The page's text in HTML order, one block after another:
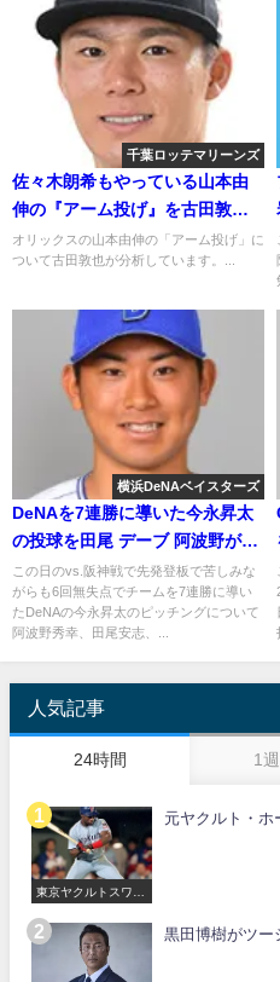
千葉ロッテマリーンズ
佐々木朗希もやっている山本由
伸の『アーム投げ』を古田敦也
が分析
オリックスの山本由伸の「アーム投げ」に
ついて古田敦也が分析しています。...
横浜DeNAベイスターズ
DeNAを7連勝に導いた今永昇太
の投球を田尾 デーブ 阿波野が語
る
この日のvs.阪神戦で先発登板で苦しみな
がらも6回無失点でチームを7連勝に導い
たDeNAの今永昇太のピッチングについて
阿波野秀幸、田尾安志、...
人気記事
24時間 1
東京ヤクルトスワロ
元ヤクルト・ホ
黒田博樹がツー